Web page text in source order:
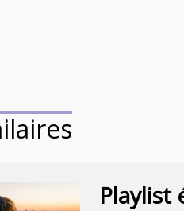
Playlist